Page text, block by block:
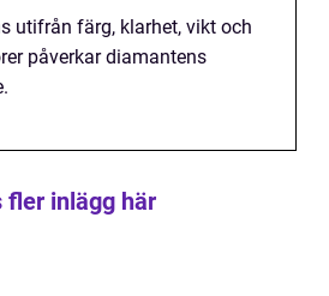
utifrån färg, klarhet, vikt och
påverkar diamantens
fler inlägg här